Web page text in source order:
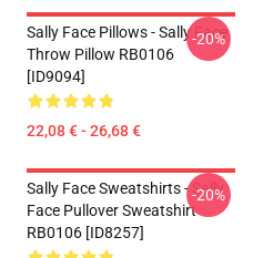
Sally Face Pillows - Sally Face
Throw Pillow RB0106
[ID9094]
22,08 € - 26,68 €
-20%
Sally Face Sweatshirts - Sally
Face Pullover Sweatshirt
RB0106 [ID8257]
-20%